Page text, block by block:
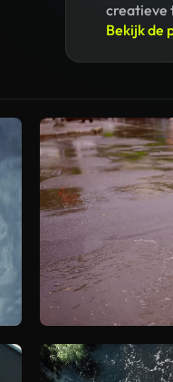
creatieve
Bekijk de